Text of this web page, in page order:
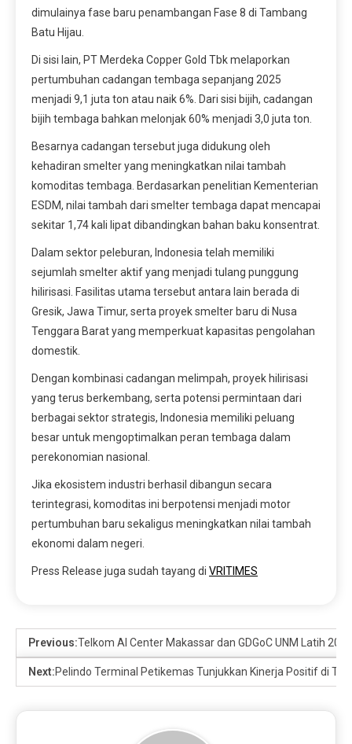
dimulainya fase baru penambangan Fase 8 di Tambang
Batu Hijau.
Di sisi lain, PT Merdeka Copper Gold Tbk melaporkan
pertumbuhan cadangan tembaga sepanjang 2025
menjadi 9,1 juta ton atau naik 6%. Dari sisi bijih, cadangan
bijih tembaga bahkan melonjak 60% menjadi 3,0 juta ton.
Besarnya cadangan tersebut juga didukung oleh
kehadiran smelter yang meningkatkan nilai tambah
komoditas tembaga. Berdasarkan penelitian Kementerian
ESDM, nilai tambah dari smelter tembaga dapat mencapai
sekitar 1,74 kali lipat dibandingkan bahan baku konsentrat.
Dalam sektor peleburan, Indonesia telah memiliki
sejumlah smelter aktif yang menjadi tulang punggung
hilirisasi. Fasilitas utama tersebut antara lain berada di
Gresik, Jawa Timur, serta proyek smelter baru di Nusa
Tenggara Barat yang memperkuat kapasitas pengolahan
domestik.
Dengan kombinasi cadangan melimpah, proyek hilirisasi
yang terus berkembang, serta potensi permintaan dari
berbagai sektor strategis, Indonesia memiliki peluang
besar untuk mengoptimalkan peran tembaga dalam
perekonomian nasional.
Jika ekosistem industri berhasil dibangun secara
terintegrasi, komoditas ini berpotensi menjadi motor
pertumbuhan baru sekaligus meningkatkan nilai tambah
ekonomi dalam negeri.
Press Release juga sudah tayang di VRITIMES
Previous:Telkom AI Center Makassar dan GDGoC UNM Latih 20
Next:Pelindo Terminal Petikemas Tunjukkan Kinerja Positif di